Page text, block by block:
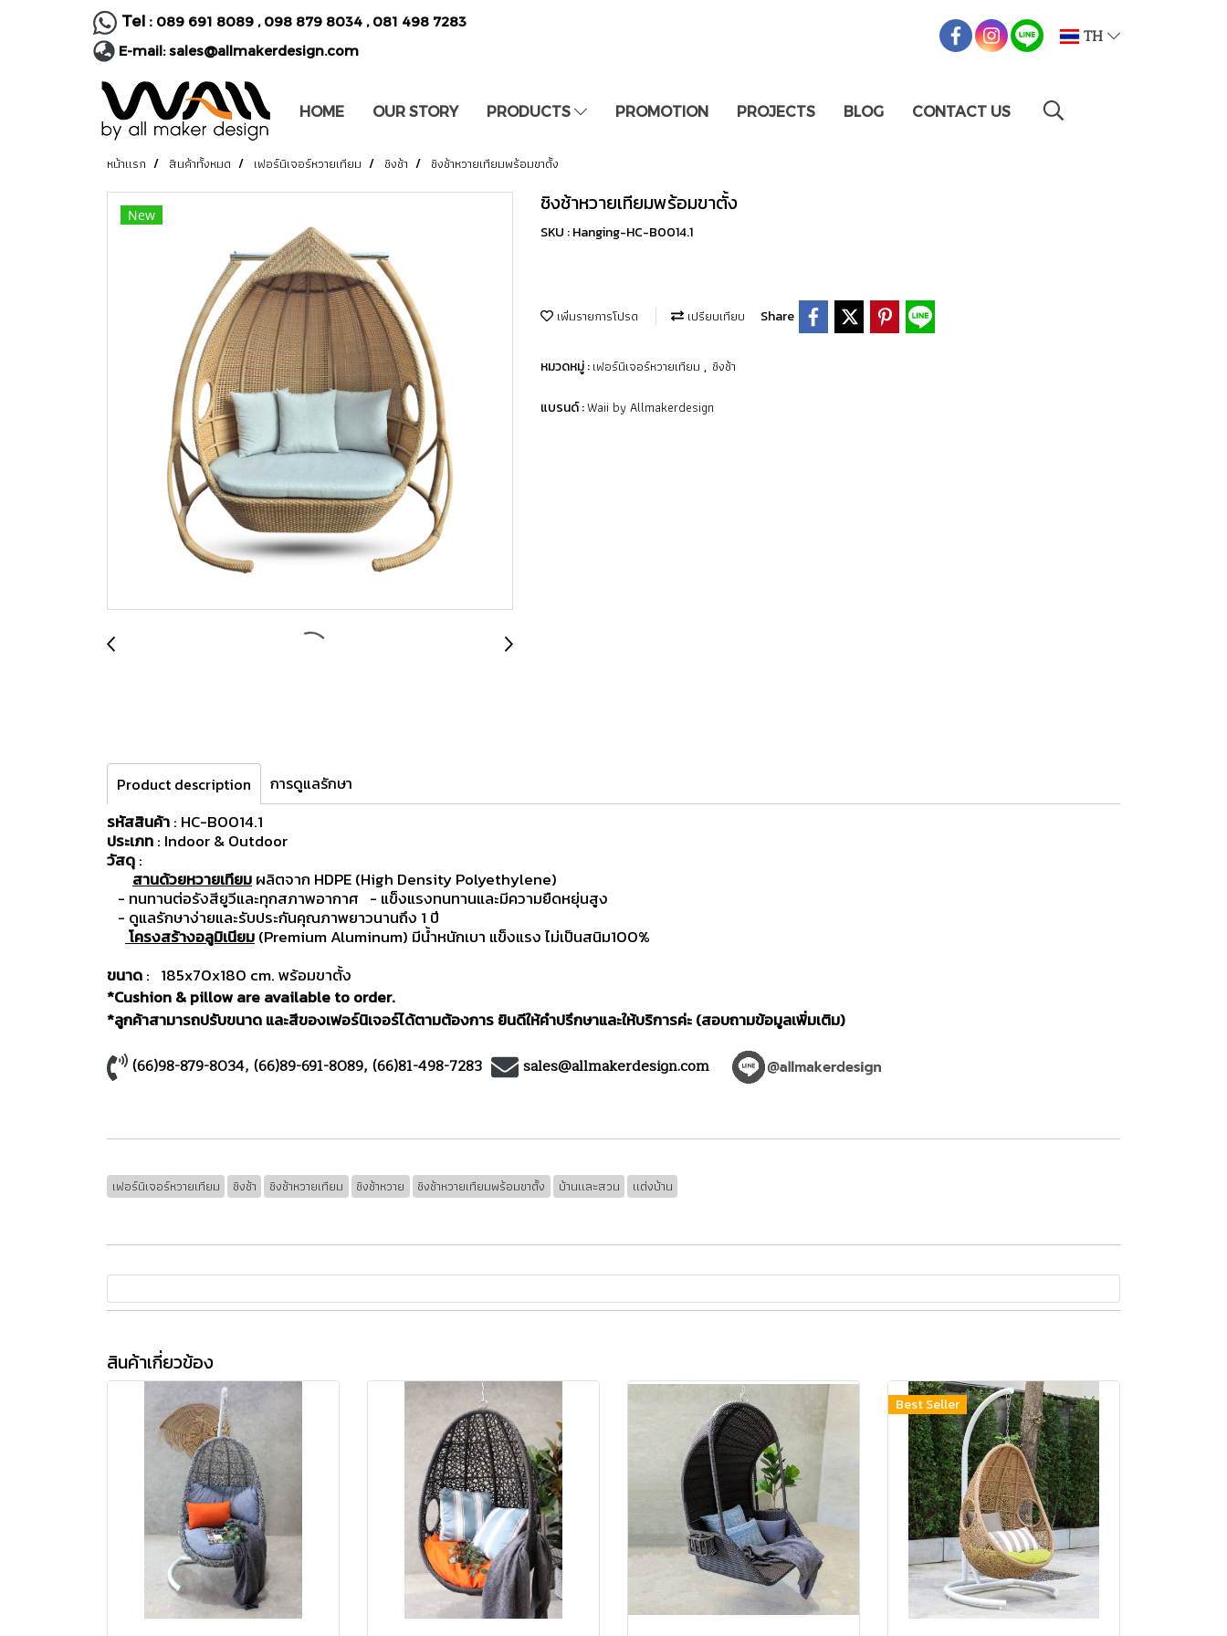
Tel : 089 691 8089 , 098 879 8034 , 081 498 7283
E-mail:sales@allmakerdesign.com
TH
HOME OUR STORY PRODUCTS PROMOTION PROJECTS BLOG CONTACT US
หน้าแรก สินค้าทั้งหมด เฟอร์นิเจอร์หวายเทียม ชิงช้า ชิงช้าหวายเทียมพร้อมขาตั้ง
New ชิงช้าหวายเทียมพร้อมขาตั้ง
SKU : Hanging-HC-B0014.1
เพิ่มรายการโปรด เปรียบเทียบ Share
หมวดหมู่ :เฟอร์นิเจอร์หวายเทียม , ชิงช้า
แบรนด์ :Waii by Allmakerdesign
Product description การดูแลรักษา
รหัสสินค้า: HC-B0014.1
ประเภท: Indoor & Outdoor
วัสดุ:
สานด้วยหวายเทียมผลิตจาก HDPE (High Density Polyethylene)
- ทนทานต่อรังสียูวีและทุกสภาพอากาศ - แข็งแรงทนทานและมีความยืดหยุ่นสูง
- ดูแลรักษาง่ายและรับประกันคุณภาพยาวนานถึง 1 ปี
โครงสร้างอลูมิเนียม(Premium Aluminum) มีน้ำหนักเบา แข็งแรง ไม่เป็นสนิม100%
ขนาด: 185x70x180 cm. พร้อมขาตั้ง
*Cushion & pillow are available to order.
*ลูกค้าสามารถปรับขนาด และสีของเฟอร์นิเจอร์ได้ตามต้องการ ยินดีให้คำปรึกษาและให้บริการค่ะ (สอบถามข้อมูลเพิ่มเติม)
(66)98-879-8034, (66)89-691-8089, (66)81-498-7283 sales@allmakerdesign.com
เฟอร์นิเจอร์หวายเทียม ชิงช้า ชิงช้าหวายเทียม ชิงช้าหวาย ชิงช้าหวายเทียมพร้อมขาตั้ง บ้านและสวน แต่งบ้าน
สินค้าเกี่ยวข้อง
Best Seller